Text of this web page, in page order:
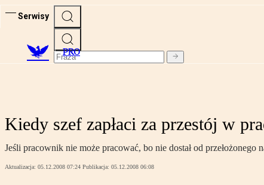
Serwisy
PRO
Kiedy szef zapłaci za przestój w
Jeśli pracownik nie może pracować, bo nie dostał od
Aktualizacja: 05.12.2008 07:24 Publikacja: 05.12.2008 06:08